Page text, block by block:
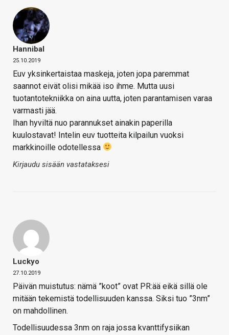
Hannibal
25.10.2019
Euv yksinkertaistaa maskeja, joten jopa paremmat
saannot eivät olisi mikää iso ihme. Mutta uusi
tuotantotekniikka on aina uutta, joten parantamisen varaa
varmasti jää.
Ihan hyviltä nuo parannukset ainakin paperilla
kuulostavat! Intelin euv tuotteita kilpailun vuoksi
markkinoille odotellessa
Kirjaudu sisään vastataksesi
Luckyo
27.10.2019
Päivän muistutus: nämä ”koot” ovat PR:ää eikä sillä ole
mitään tekemistä todellisuuden kanssa. Siksi tuo ”3nm”
on mahdollinen.
Todellisuudessa 3nm on raja jossa kvanttifysiikan